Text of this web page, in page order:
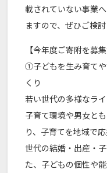
載されていない事業
ますので、ぜひご検討
【今年度ご寄附を募
①子どもを生み育て
くり
若い世代の多様なラ
子育て環境や男女と
り、子育てを地域で
世代の結婚・出産・
た、子どもの個性や